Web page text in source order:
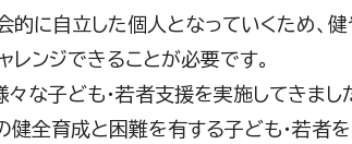
的に自立した個人となっていくため、
レンジできることが必要です。
な子ども・若者支援を実施してきまし
健全育成と困難を有する子ども・若者